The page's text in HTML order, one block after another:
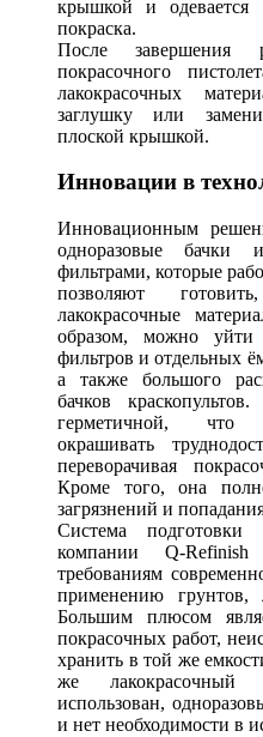
крышкой и одевается
покраска.
После завершения
покрасочного
лакокрасочных
заглушку или
плоской крышкой.
Инновации в
Инновационным
одноразовые
фильтрами, которые
позволяют
лакокрасочные
образом, можно уйти
фильтров и отдельных
а также большого
бачков
герметичной, что
окрашивать
переворачивая
Кроме того, она
загрязнений и
Система
компании Q-
требованиям
применению грунтов,
Большим плюсом
покрасочных работ,
хранить в той же
же лакокрасочный
использован,
и нет необходимости в